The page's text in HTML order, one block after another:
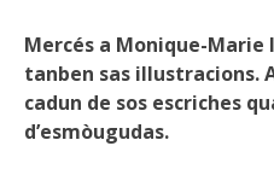
Mercés a Monique-Marie
tanben sas illustracions.
cadun de sos escriches
d’esmòugudas.